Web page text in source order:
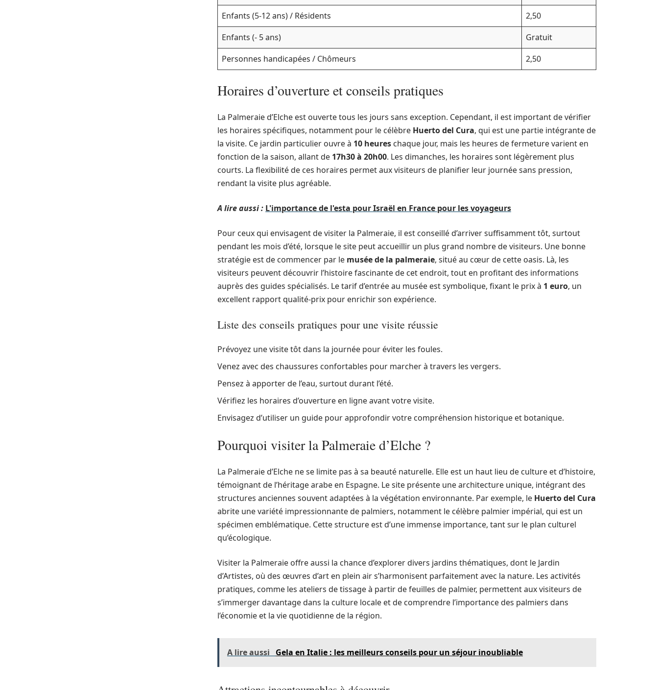
Enfants (5-12 ans) / Résidents
2,50
Enfants (- 5 ans)
Gratuit
Personnes handicapées / Chômeurs
2,50
Horaires d’ouverture et conseils pratiques
La Palmeraie d’Elche est ouverte tous les jours sans exception. Cependant, il est important de vérifier
les horaires spécifiques, notamment pour le célèbre Huerto del Cura, qui est une partie intégrante de
la visite. Ce jardin particulier ouvre à 10 heures chaque jour, mais les heures de fermeture varient en
fonction de la saison, allant de 17h30 à 20h00. Les dimanches, les horaires sont légèrement plus
courts. La flexibilité de ces horaires permet aux visiteurs de planifier leur journée sans pression,
rendant la visite plus agréable.
A lire aussi : L'importance de l'esta pour Israël en France pour les voyageurs
Pour ceux qui envisagent de visiter la Palmeraie, il est conseillé d’arriver suffisamment tôt, surtout
pendant les mois d’été, lorsque le site peut accueillir un plus grand nombre de visiteurs. Une bonne
stratégie est de commencer par le musée de la palmeraie, situé au cœur de cette oasis. Là, les
visiteurs peuvent découvrir l’histoire fascinante de cet endroit, tout en profitant des informations
auprès des guides spécialisés. Le tarif d’entrée au musée est symbolique, fixant le prix à 1 euro, un
excellent rapport qualité-prix pour enrichir son expérience.
Liste des conseils pratiques pour une visite réussie
Prévoyez une visite tôt dans la journée pour éviter les foules.
Venez avec des chaussures confortables pour marcher à travers les vergers.
Pensez à apporter de l’eau, surtout durant l’été.
Vérifiez les horaires d’ouverture en ligne avant votre visite.
Envisagez d’utiliser un guide pour approfondir votre compréhension historique et botanique.
Pourquoi visiter la Palmeraie d’Elche ?
La Palmeraie d’Elche ne se limite pas à sa beauté naturelle. Elle est un haut lieu de culture et d’histoire,
témoignant de l’héritage arabe en Espagne. Le site présente une architecture unique, intégrant des
structures anciennes souvent adaptées à la végétation environnante. Par exemple, le Huerto del Cura
abrite une variété impressionnante de palmiers, notamment le célèbre palmier impérial, qui est un
spécimen emblématique. Cette structure est d’une immense importance, tant sur le plan culturel
qu’écologique.
Visiter la Palmeraie offre aussi la chance d’explorer divers jardins thématiques, dont le Jardin
d’Artistes, où des œuvres d’art en plein air s’harmonisent parfaitement avec la nature. Les activités
pratiques, comme les ateliers de tissage à partir de feuilles de palmier, permettent aux visiteurs de
s’immerger davantage dans la culture locale et de comprendre l’importance des palmiers dans
l’économie et la vie quotidienne de la région.
A lire aussi Gela en Italie : les meilleurs conseils pour un séjour inoubliable